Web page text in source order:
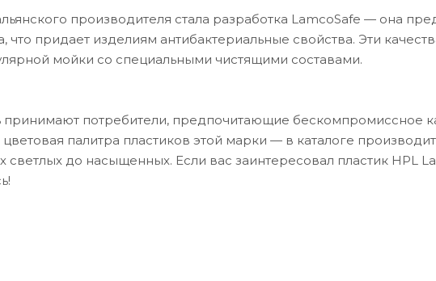
производителя стала разработка LamcoSafe — она
придает изделиям антибактериальные свойства. Эти
мойки со специальными чистящими составами.
принимают потребители, предпочитающие бескомпромиссное
палитра пластиков этой марки — в каталоге
светлых до насыщенных. Если вас заинтересовал пластик HPL